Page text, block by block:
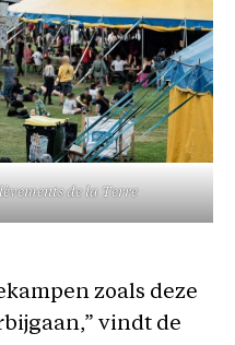
de la Terre
zoals deze
vindt de